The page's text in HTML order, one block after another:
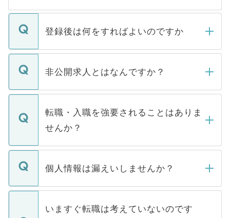
登録後は何をすればよいのですか
ご登録いただきましたら、弊社担当者がご
登録内容を確認し、その後メールもしくは
ます。通常、5営業日以内にはご連絡をせて
いただきますので、しばらくお待ちくださ
い。
非公開求人とはなんですか？
マイナビDOCTORで取り扱っている求人の
うち約3割は、Webサイトからご覧いただ
けない「非公開求人」です。非公開求人は
下記の理由によって、一般には公開してい
ません。
■応募殺到を避けるため 人気のある医療機
関を公にしてしまうと、応募が殺到する場
に、医療機関が求める条件に合った人材の
転職・入職を強要されることはありま
せんか？
転職・入職を強要することは一切ありませ
ん。また、仮に応募先から内定をいただい
定を承諾する必要はありません。内定先へ
の辞退の連絡はキャリアパートナーが行い
個人情報は漏えいしませんか？
個人情報が漏えいすることはありませんの
で、ご安心ください。当サイトからの登録
いますぐ転職は考えていないのです